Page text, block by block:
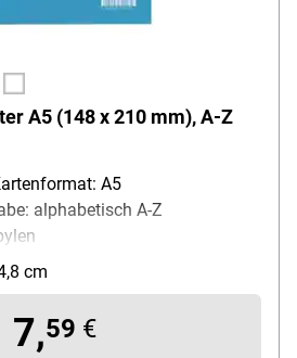
A5 (148 x 210 mm), A-Z
A5
alphabetisch A-Z
mit Folienstift
Folienstärke
cm
7,59 €